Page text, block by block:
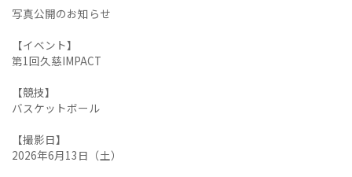
写真公開のお知らせ
【イベント】
第1回久慈IMPACT
【競技】
バスケットボール
【撮影日】
2026年6月13日（土）